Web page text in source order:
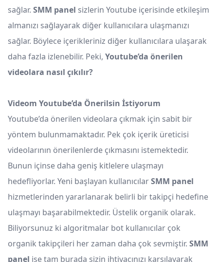
sağlar. SMM panel sizlerin Youtube içerisinde etkileşim
almanızı sağlayarak diğer kullanıcılara ulaşmanızı
sağlar. Böylece içerikleriniz diğer kullanıcılara ulaşarak
daha fazla izlenebilir. Peki, Youtube’da önerilen
videolara nasıl çıkılır?
Videom Youtube’da Önerilsin İstiyorum
Youtube’da önerilen videolara çıkmak için sabit bir
yöntem bulunmamaktadır. Pek çok içerik üreticisi
videolarının önerilenlerde çıkmasını istemektedir.
Bunun içinse daha geniş kitlelere ulaşmayı
hedefliyorlar. Yeni başlayan kullanıcılarSMM panel
hizmetlerinden yararlanarak belirli bir takipçi hedefine
ulaşmayı başarabilmektedir. Üstelik organik olarak.
Biliyorsunuz ki algoritmalar bot kullanıcılar çok
organik takipçileri her zaman daha çok sevmiştir. SMM
panel ise tam burada sizin ihtiyacınızı karşılayarak